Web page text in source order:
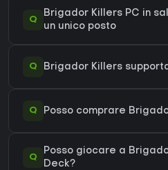
Q
Brigador Killers PC in
un unico posto
Q Brigador Killers
Q Posso comprare
Q
Posso giocare a
Deck?